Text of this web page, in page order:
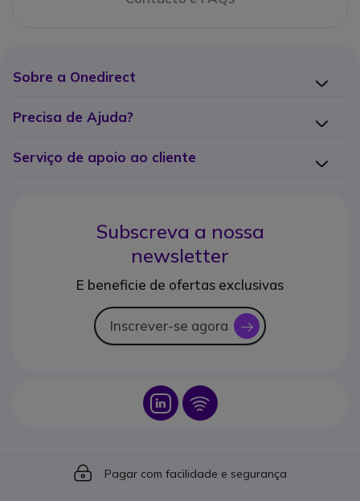
Sobre a Onedirect
Precisa de Ajuda?
Serviço de apoio ao cliente
Subscreva a nossa
newsletter
E beneficie de ofertas exclusivas
Inscrever-se agora icon
Icon Icon
Icon
Pagar com facilidade e segurança